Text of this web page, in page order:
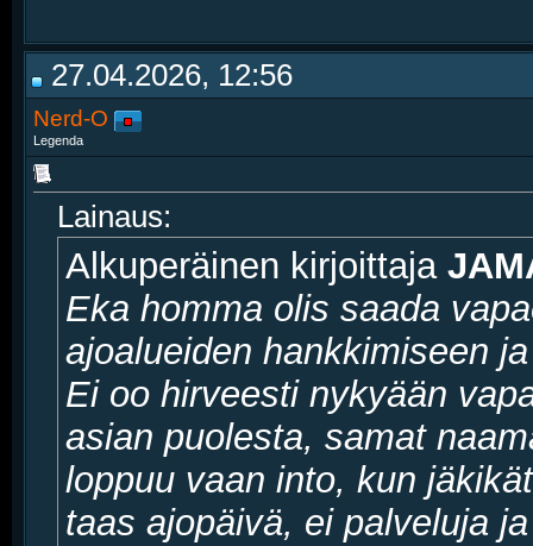
27.04.2026, 12:56
Nerd-O
Legenda
Lainaus:
Alkuperäinen kirjoittaja
Eka homma olis saada
ajoalueiden hankkimiseen
Ei oo hirveesti nykyään
asian puolesta, samat
loppuu vaan into, kun
taas ajopäivä, ei palveluja